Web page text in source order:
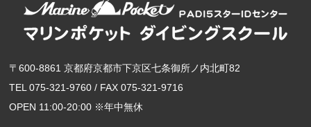
〒600-8861 京都府京都市下京区七条御所ノ内北町82
TEL 075-321-9760 / FAX 075-321-9716
OPEN 11:00-20:00 ※年中無休